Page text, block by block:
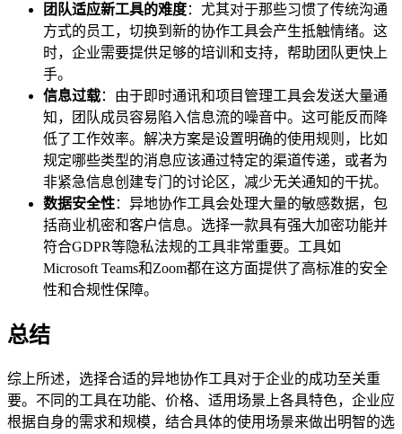
团队适应新工具的难度：尤其对于那些习惯了传统沟通
方式的员工，切换到新的协作工具会产生抵触情绪。这
时，企业需要提供足够的培训和支持，帮助团队更快上
手。
信息过载：由于即时通讯和项目管理工具会发送大量通
知，团队成员容易陷入信息流的噪音中。这可能反而降
低了工作效率。解决方案是设置明确的使用规则，比如
规定哪些类型的消息应该通过特定的渠道传递，或者为
非紧急信息创建专门的讨论区，减少无关通知的干扰。
数据安全性：异地协作工具会处理大量的敏感数据，包
括商业机密和客户信息。选择一款具有强大加密功能并
符合GDPR等隐私法规的工具非常重要。工具如
Microsoft Teams和Zoom都在这方面提供了高标准的安全
性和合规性保障。
总结
综上所述，选择合适的异地协作工具对于企业的成功至关重
要。不同的工具在功能、价格、适用场景上各具特色，企业应
根据自身的需求和规模，结合具体的使用场景来做出明智的选